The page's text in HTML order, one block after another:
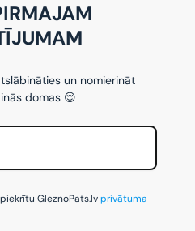
un nomierināt
domas 😌
GleznoPats.lvprivātuma